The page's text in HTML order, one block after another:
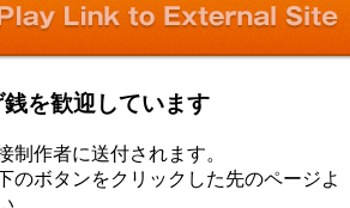
を歓迎しています
制作者に送付されます。
のボタンをクリックした先のページよ
。